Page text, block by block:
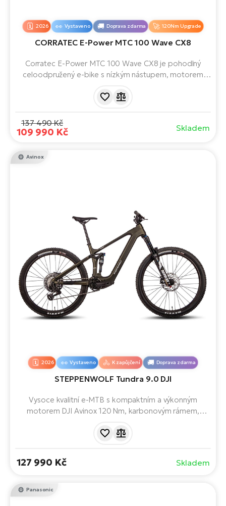
120Nm Upgrade
2026 Doprava zdarma
Vystaveno
CORRATEC E-Power MTC 100 Wave CX8
Corratec E-Power MTC 100 Wave CX8 je pohodlný
celoodpružený e-bike s nízkým nástupem, motorem
volba pro každodenní ježdění i víkendové výlety v terénu.
137 490 Kč
109 990 Kč Skladem
2026
Avinox
Doprava zdarma
Vystaveno K zapůjčení
STEPPENWOLF Tundra 9.0 DJI
Vysoce kvalitní e-MTB s kompaktním a výkonným
motorem DJI Avinox 120 Nm, karbonovým rámem,
dojezd, stabilní výkon a komfort i v technicky náročném
127 990 Kč Skladem
Panasonic